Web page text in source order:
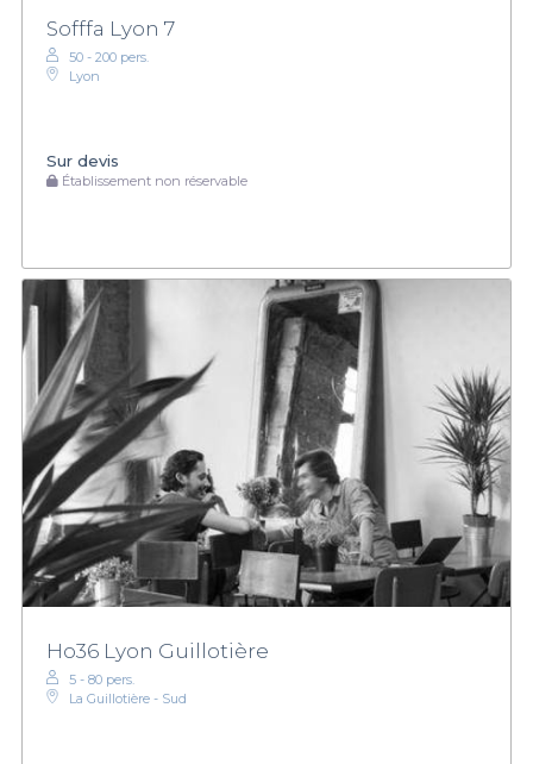
Sofffa Lyon 7
50 - 200 pers.
Lyon
Sur devis
Établissement non réservable
Ho36 Lyon Guillotière
5 - 80 pers.
La Guillotière - Sud